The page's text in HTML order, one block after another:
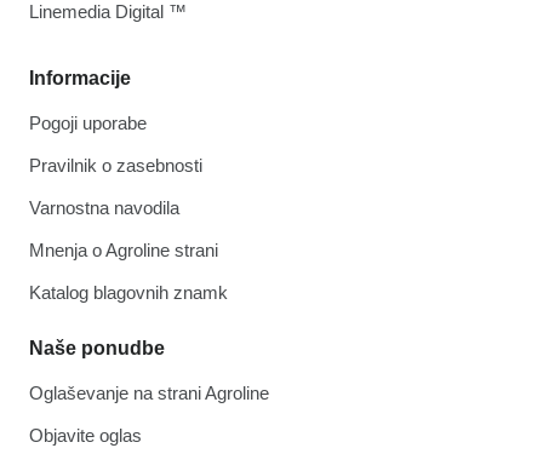
Informacije
Pogoji uporabe
Pravilnik o zasebnosti
Varnostna navodila
Mnenja o Agroline strani
Katalog blagovnih znamk
Naše ponudbe
Oglaševanje na strani Agroline
Objavite oglas
Linemedia Digital ™